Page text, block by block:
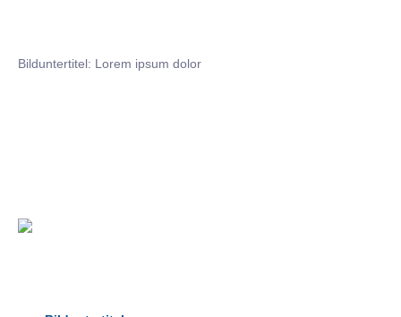
Bilduntertitel: Lorem ipsum dolor